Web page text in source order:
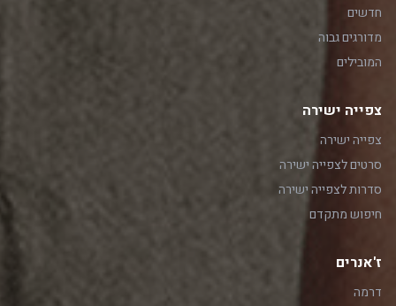
חדשים
מדורגים גבוה
המובילים
צפייה ישירה
צפייה ישירה
סרטים לצפייה ישירה
סדרות לצפייה ישירה
חיפוש מתקדם
ז'אנרים
דרמה